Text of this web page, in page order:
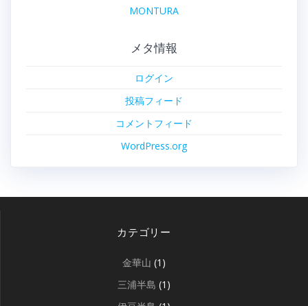
MONTURA
メタ情報
ログイン
投稿フィード
コメントフィード
WordPress.org
カテゴリー
金華山 (1)
三浦半島 (1)